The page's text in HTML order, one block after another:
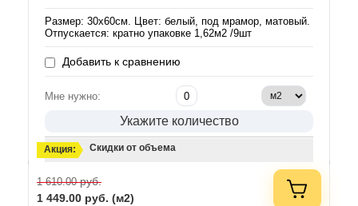
Размер: 30х60см. Цвет: белый, под мрамор, матовый.
Отпускается: кратно упаковке 1,62м2 /9шт
Добавить к сравнению
Мне нужно:
Укажите количество
Акция: Скидки от объема
1 610.00руб.
1 449.00 руб. (м2)